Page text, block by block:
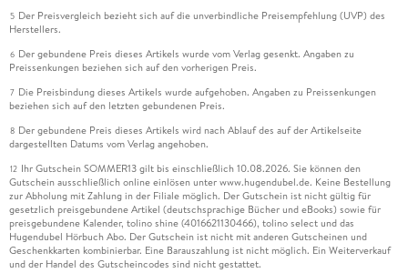
5 Der Preisvergleich bezieht sich auf die unverbindliche Preisempfehlung (UVP) des
Herstellers.
6 Der gebundene Preis dieses Artikels wurde vom Verlag gesenkt. Angaben zu
Preissenkungen beziehen sich auf den vorherigen Preis.
7 Die Preisbindung dieses Artikels wurde aufgehoben. Angaben zu Preissenkungen
beziehen sich auf den letzten gebundenen Preis.
8 Der gebundene Preis dieses Artikels wird nach Ablauf des auf der Artikelseite
dargestellten Datums vom Verlag angehoben.
12 Ihr Gutschein SOMMER13 gilt bis einschließlich 10.08.2026. Sie können den
Gutschein ausschließlich online einlösen unter www.hugendubel.de. Keine Bestellung
zur Abholung mit Zahlung in der Filiale möglich. Der Gutschein ist nicht gültig für
gesetzlich preisgebundene Artikel (deutschsprachige Bücher und eBooks) sowie für
preisgebundene Kalender, tolino shine (4016621130466), tolino select und das
Hugendubel Hörbuch Abo. Der Gutschein ist nicht mit anderen Gutscheinen und
Geschenkkarten kombinierbar. Eine Barauszahlung ist nicht möglich. Ein Weiterverkauf
und der Handel des Gutscheincodes sind nicht gestattet.